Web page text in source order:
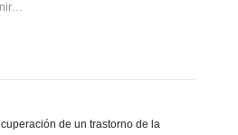
de un trastorno de la